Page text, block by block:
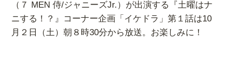
（７ MEN 侍/ジャニーズJr.）が出演する『土曜はナ
ニする！？』コーナー企画「イケドラ」第１話は10
月２日（土）朝８時30分から放送。お楽しみに！